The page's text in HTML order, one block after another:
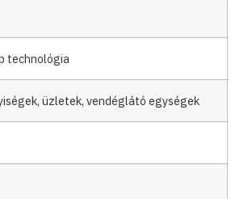
technológia
üzletek, vendéglátó egységek